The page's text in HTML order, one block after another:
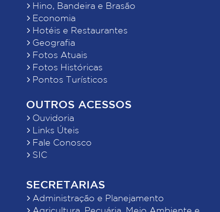
Hino, Bandeira e Brasão
Economia
Hotéis e Restaurantes
Geografia
Fotos Atuais
Fotos Históricas
Pontos Turísticos
OUTROS ACESSOS
Ouvidoria
Links Úteis
Fale Conosco
SIC
SECRETARIAS
Administração e Planejamento